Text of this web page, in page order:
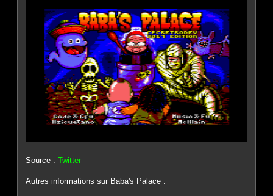
Source :Twitter
Autres informations sur Baba's Palace :